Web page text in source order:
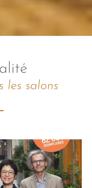
les salons